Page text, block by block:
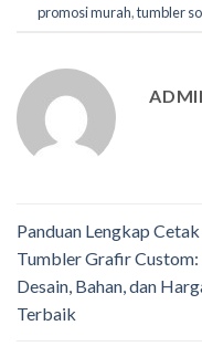
promosi murah,tumbler
Panduan Lengkap Cetak
Tumbler Grafir Custom:
Desain, Bahan, dan
Terbaik